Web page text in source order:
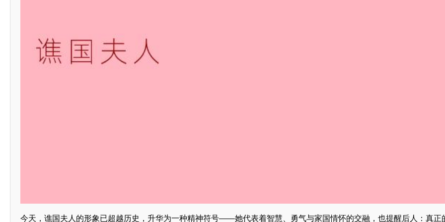
今天，谯国夫人的形象已超越历史，升华为一种精神符号——她代表着智慧、勇气与家国情怀的交融，也提醒后人：真正